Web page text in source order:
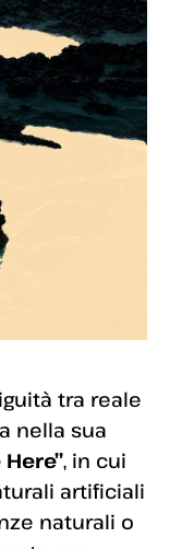
tra reale
nella sua
Here”, in cui
artificiali
naturali o